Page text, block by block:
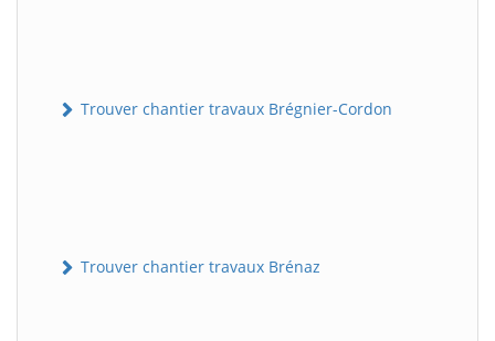
Trouver chantier travaux Brégnier-Cordon
Trouver chantier travaux Brénaz